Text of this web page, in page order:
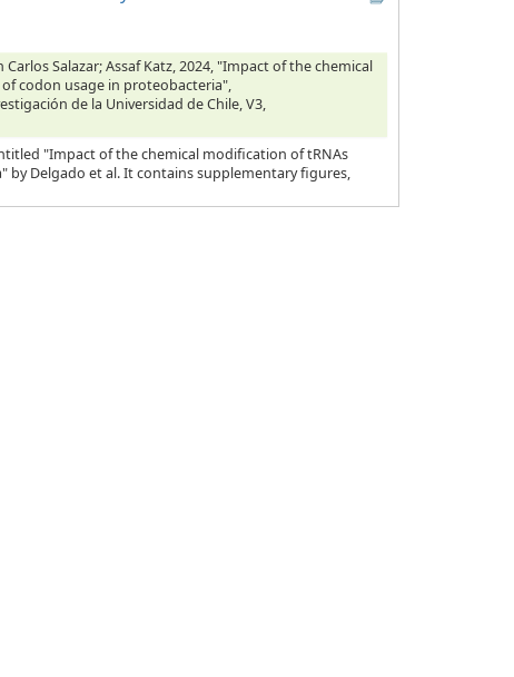
Salazar; Assaf Katz, 2024, "Impact of the chemical
codon usage in proteobacteria",
de la Universidad de Chile, V3,
"Impact of the chemical modification of tRNAs
Delgado et al. It contains supplementary figures,